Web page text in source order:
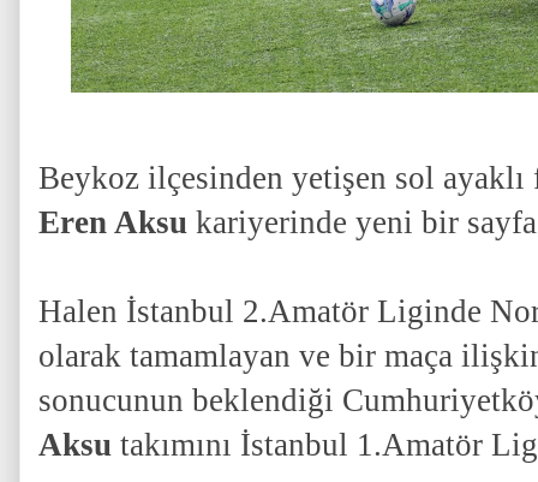
Beykoz ilçesinden yetişen sol
Eren Aksu kariyerinde yeni bir
Halen İstanbul 2.Amatör Liginde
olarak tamamlayan ve bir maça
sonucunun beklendiği
Aksu takımını İstanbul 1.Amatör